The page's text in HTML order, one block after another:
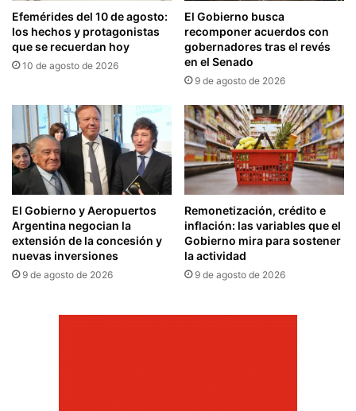
Efemérides del 10 de agosto:
los hechos y protagonistas
que se recuerdan hoy
10 de agosto de 2026
El Gobierno busca
recomponer acuerdos con
gobernadores tras el revés
en el Senado
9 de agosto de 2026
El Gobierno y Aeropuertos
Argentina negocian la
extensión de la concesión y
nuevas inversiones
9 de agosto de 2026
Remonetización, crédito e
inflación: las variables que el
Gobierno mira para sostener
la actividad
9 de agosto de 2026